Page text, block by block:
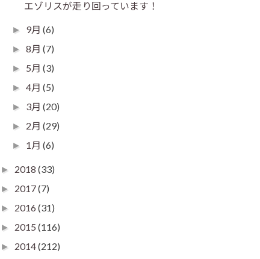
エゾリスが走り回っています！
► 9月(6)
►8月(7)
► 5月(3)
►4月(5)
► 3月(20)
► 2月(29)
► 1月(6)
► 2018 (33)
► 2017(7)
► 2016 (31)
► 2015 (116)
► 2014(212)